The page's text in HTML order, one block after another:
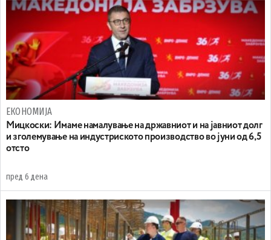
ЕКОНОМИЈА
Mицкоски: Имаме намалување на државниот и на јавниот долг
и зголемување на индустриското производство во јуни од 6,5
отсто
пред 6 дена